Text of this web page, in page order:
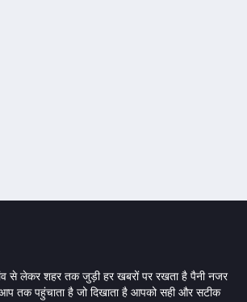
से लेकर शहर तक जुड़ी हर खबरों पर रखता है पैनी नजर
तक पहुंचाता है जो दिखाता है आपको सही और सटीक